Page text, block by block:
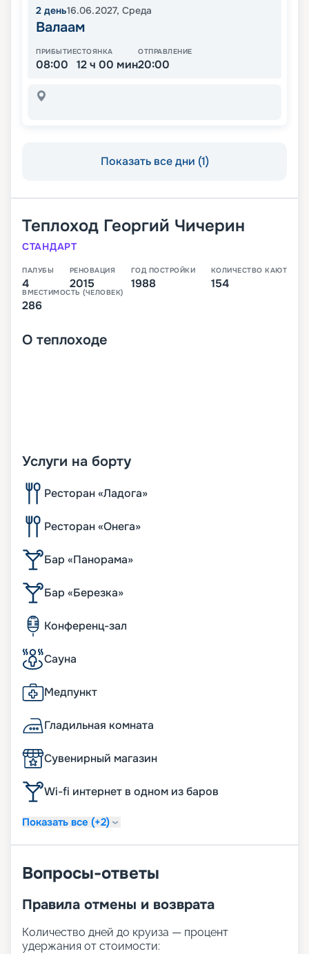
2 день16.06.2027, Среда
Валаам
ПРИБЫТИЕ
08:00
СТОЯНКА
12 ч 00 мин
ОТПРАВЛЕНИЕ
20:00
Показать все дни (1)
Теплоход Георгий Чичерин
СТАНДАРТ
ПАЛУБЫ
4
РЕНОВАЦИЯ
2015
ГОД ПОСТРОЙКИ
1988
КОЛИЧЕСТВО КАЮТ
154
ВМЕСТИМОСТЬ (ЧЕЛОВЕК)
286
О теплоходе
Услуги на борту
Ресторан «Ладога»
Ресторан «Онега»
Бар «Панорама»
Бар «Березка»
Конференц-зал
Сауна
Медпункт
Гладильная комната
Сувенирный магазин
Wi-fi интернет в одном из баров
Показать все (+2)
Вопросы-ответы
Правила отмены и возврата
Количество дней до круиза — процент
удержания от стоимости: